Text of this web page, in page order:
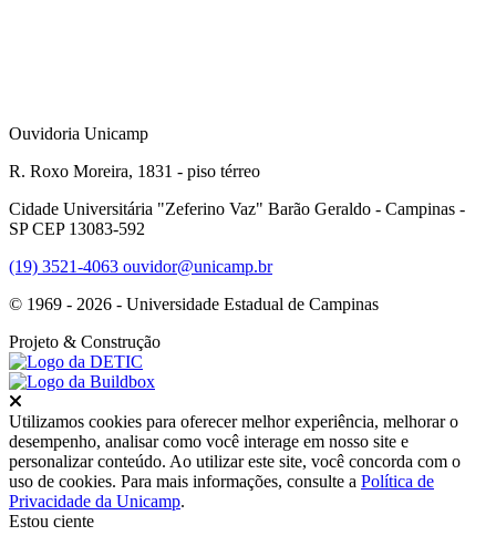
Ouvidoria Unicamp
R. Roxo Moreira, 1831 - piso térreo
Cidade Universitária "Zeferino Vaz" Barão Geraldo - Campinas -
SP CEP 13083-592
(19) 3521-4063 ouvidor@unicamp.br
© 1969 - 2026 - Universidade Estadual de Campinas
Projeto & Construção
Utilizamos cookies para oferecer melhor experiência, melhorar o
desempenho, analisar como você interage em nosso site e
personalizar conteúdo. Ao utilizar este site, você concorda com o
uso de cookies. Para mais informações, consulte a Política de
Privacidade da Unicamp.
Estou ciente